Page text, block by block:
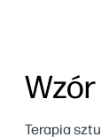
Terapia